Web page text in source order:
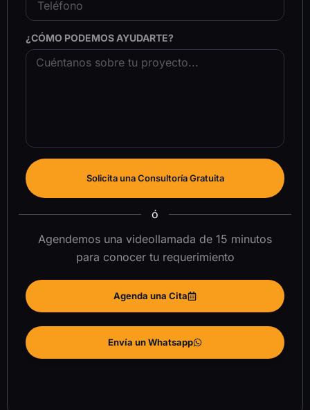
¿CÓMO PODEMOS AYUDARTE?
Solicita una Consultoría Gratuita
ó
Agendemos una videollamada de 15 minutos
para conocer tu requerimiento
Agenda una Cita
Envía un Whatsapp